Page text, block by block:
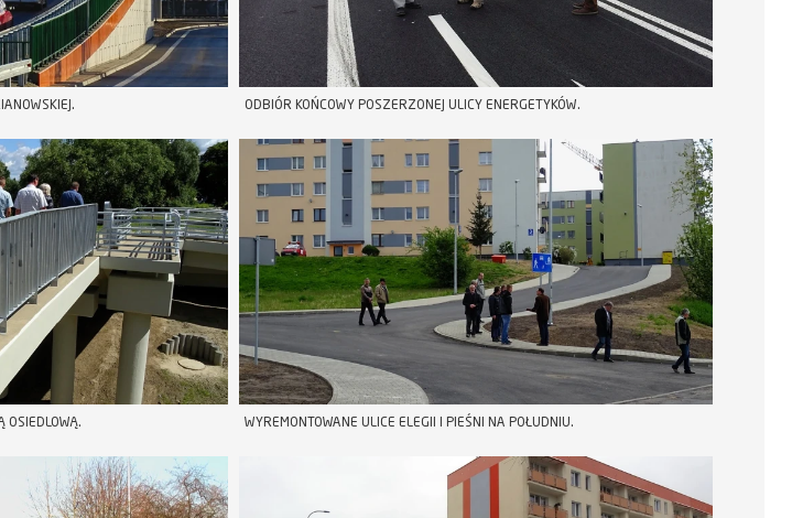
ODBIÓR KOŃCOWY POSZERZONEJ ULICY ENERGETYKÓW.
OSIEDLOWĄ. WYREMONTOWANE ULICE ELEGII I PIEŚNI NA POŁUDNIU.